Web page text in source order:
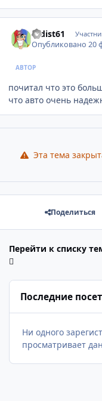
radist61
Опубликовано20
АВТОР
почитал что это
что авто очень
Эта тема
Поделиться
Перейти к списку
Последние
Ни одного
просматривает